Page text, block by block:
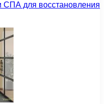
СПА для восстановления